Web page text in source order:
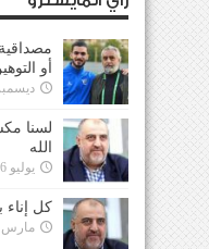
أو
ديسمبر 22, 2025
لسنا
الله
يوليو 6, 2025
كل إناء
مارس 31, 2025